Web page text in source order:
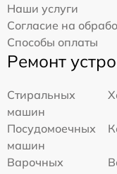
Наши услуги
Согласие на
Способы оплаты
Ремонт
Стиральных
машин
Посудомоечных
машин
Варочных